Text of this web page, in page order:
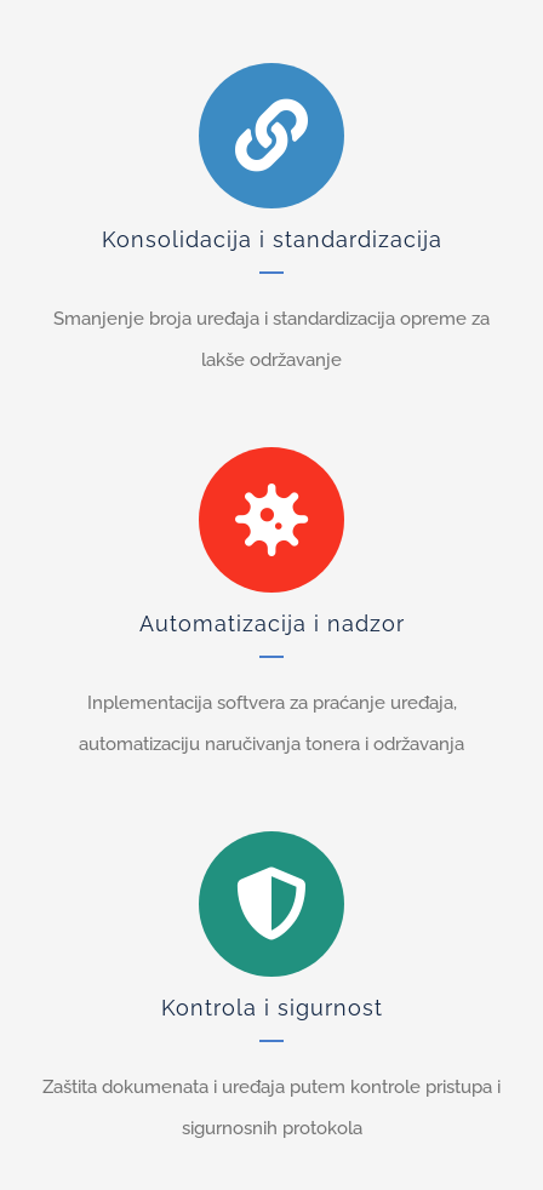
Konsolidacija i standardizacija
Smanjenje broja uređaja i standardizacija opreme za
lakše održavanje
Automatizacija i nadzor
Inplementacija softvera za praćanje uređaja,
automatizaciju naručivanja tonera i održavanja
Kontrola i sigurnost
Zaštita dokumenata i uređaja putem kontrole pristupa i
sigurnosnih protokola